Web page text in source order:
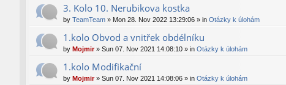
3. Kolo 10. Nerubikova kostka
by TeamTeam » Mon 28. Nov 2022 13:29:06 » in Otázky k úlohám
1.kolo Obvod a vnitřek obdélníku
by Mojmir» Sun 07. Nov 2021 14:08:10 » in Otázky k úlohám
1.kolo Modifikační
by Mojmir» Sun 07. Nov 2021 14:08:06 » in Otázky k úlohám